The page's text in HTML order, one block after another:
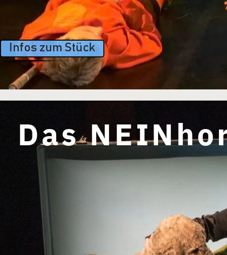
Infos zum Stück
Das